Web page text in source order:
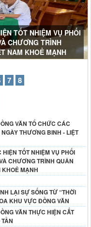
TỐT NHIỆM VỤ PHỐI
CHƯƠNG TRÌNH
NAM KHOẺ MẠNH
7 8
VĂN TỔ CHỨC CÁC
THƯƠNG BINH - LIỆT
TỐT NHIỆM VỤ PHỐI
CHƯƠNG TRÌNH QUÂN
KHOẺ MẠNH
LẠI SỰ SỐNG TỪ “THỜI
KHU VỰC ĐỒNG VĂN
VĂN THỰC HIỆN CẮT